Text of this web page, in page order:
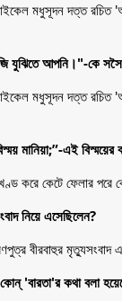
মধুসূদন দত্ত রচিত
যুঝিতে আপনি।"-কে
মধুসূদন দত্ত রচিত
মানিয়া;”-এই
করে কেটে ফেলার পরে
নিয়ে এসেছিলেন?
বীরবাহুর
'বারতা'র কথা বলা